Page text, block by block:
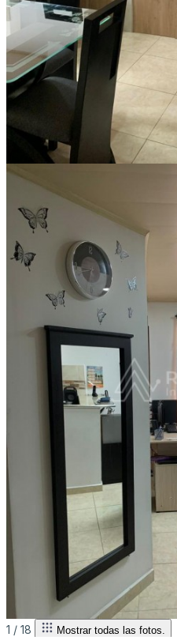
1 / 18 Mostrar todas las fotos.